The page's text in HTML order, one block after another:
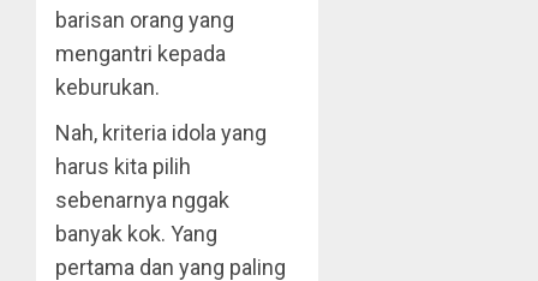
barisan orang yang
mengantri kepada
keburukan.
Nah, kriteria idola yang
harus kita pilih
sebenarnya nggak
banyak kok. Yang
pertama dan yang paling